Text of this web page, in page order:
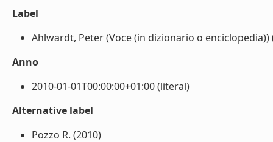
Label
Ahlwardt, Peter (Voce (in dizionario o enciclopedia))
Anno
2010-01-01T00:00:00+01:00 (literal)
Alternative label
Pozzo R. (2010)